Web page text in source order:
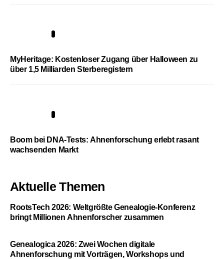
MyHeritage: Kostenloser Zugang über Halloween zu
über 1,5 Milliarden Sterberegistern
Boom bei DNA-Tests: Ahnenforschung erlebt rasant
wachsenden Markt
Aktuelle Themen
RootsTech 2026: Weltgrößte Genealogie-Konferenz
bringt Millionen Ahnenforscher zusammen
Genealogica 2026: Zwei Wochen digitale
Ahnenforschung mit Vorträgen, Workshops und